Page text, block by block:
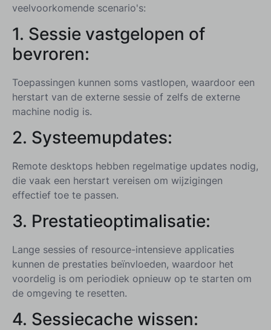
veelvoorkomende scenario's:
1. Sessie vastgelopen of
bevroren:
Toepassingen kunnen soms vastlopen, waardoor een
herstart van de externe sessie of zelfs de externe
machine nodig is.
2. Systeemupdates:
Remote desktops hebben regelmatige updates nodig,
die vaak een herstart vereisen om wijzigingen
effectief toe te passen.
3. Prestatieoptimalisatie:
Lange sessies of resource-intensieve applicaties
kunnen de prestaties beïnvloeden, waardoor het
voordelig is om periodiek opnieuw op te starten om
de omgeving te resetten.
4. Sessiecache wissen: